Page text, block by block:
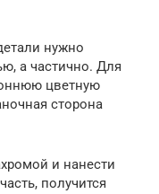
нужно
а частично. Для
цветную
сторона
и нанести
получится